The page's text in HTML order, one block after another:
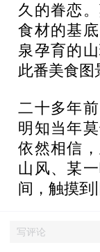
久的眷恋
食材的基
泉孕育的
此番美食图
二十多年
明知当年
依然相信
山风、某
间，触摸到
车沿着山
高。然而